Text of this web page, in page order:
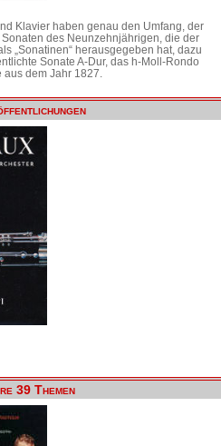
Klavier haben genau den Umfang, der
des Neunzehnjährigen, die der
„Sonatinen“ herausgegeben hat, dazu
Sonate A-Dur, das h-Moll-Rondo
dem Jahr 1827.
39 Themen